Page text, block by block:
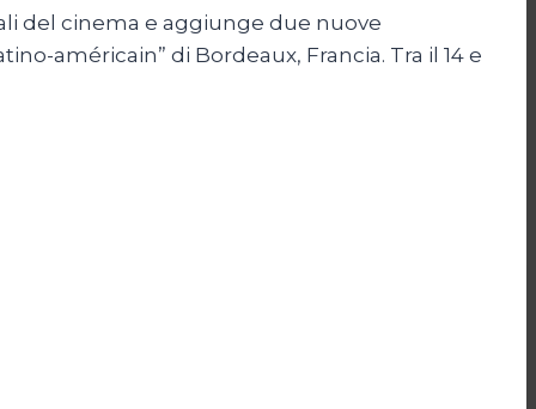
del cinema e aggiunge due nuove
américain” di Bordeaux, Francia. Tra il 14 e